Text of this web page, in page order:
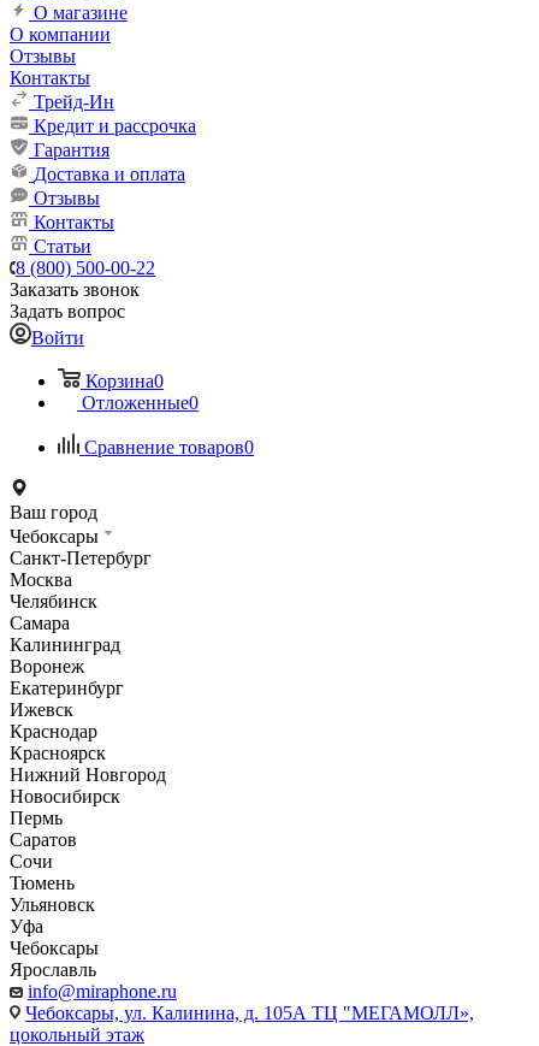
О магазине
О компании
Отзывы
Контакты
Трейд-Ин
Кредит и рассрочка
Гарантия
Доставка и оплата
Отзывы
Контакты
Статьи
8 (800) 500-00-22
Заказать звонок
Задать вопрос
Войти
Корзина0
Отложенные0
Сравнение товаров0
Ваш город
Чебоксары
Санкт-Петербург
Москва
Челябинск
Самара
Калининград
Воронеж
Екатеринбург
Ижевск
Краснодар
Красноярск
Нижний Новгород
Новосибирск
Пермь
Саратов
Сочи
Тюмень
Ульяновск
Уфа
Чебоксары
Ярославль
info@miraphone.ru
Чебоксары, ул. Калинина, д. 105А ТЦ "МЕГАМОЛЛ»,
цокольный этаж